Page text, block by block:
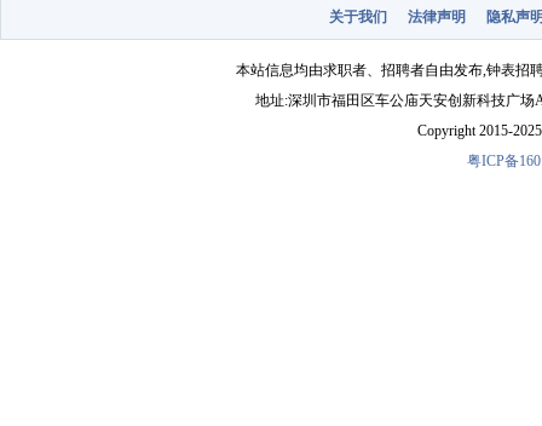
关于我们 法律声明 隐私声
本站信息均由求职者、招聘者自由发布,钟表招
地址:深圳市福田区车公庙天安创新科技广场
Copyright 2015-
粤ICP备